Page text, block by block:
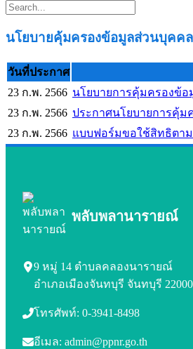
นโยบายคุ้มครองข้อมูลส่วนบุคคล
วันที่ประกาศ
23 ก.พ. 2566 นโยบายการคุ้มครองข้อ
23 ก.พ. 2566 ประกาศนโยบายการคุ้ม
23 ก.พ. 2566 แบบฟอร์มขอใช้สิทธิตาม
พลับพลานารายณ์
9 หมู่ 14 ตำบลคลองนารายณ์
อำเภอเมืองจันทบุรี จันทบุรี 22000
โทรศัพท์: 0-3941-8498
อีเมล: admin@ppnr.go.th